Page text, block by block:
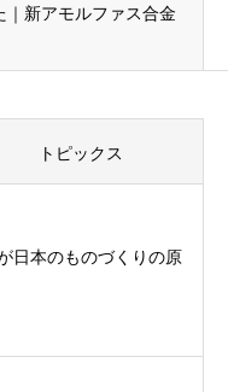
新アモルファス合金
トピックス
日本のものづくりの原